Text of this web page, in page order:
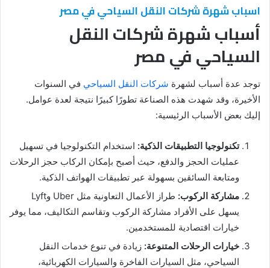
اسباب شهرة شركات النقل السياحي في مصر
أسباب شهرة شركات النقل
السياحي في مصر
توجد عدة أسباب لشهرة شركات النقل السياحي في السنوات
الأخيرة، وقد شهدت هذه الصناعة تطورًا كبيرًا نتيجة لعدة عوامل.
إليك بعض الأسباب الرئيسية:
تكنولوجيا التطبيقات الذكية: استخدام التكنولوجيا في تسهيل
عمليات الحجز والدفع، حيث أصبح بإمكان الركاب حجز الرحلات
ومتابعة السائقين بسهولة عبر تطبيقات الهواتف الذكية.
مشاركة الركوب:
طراز الأعمال التعاونية مثل Uber وLyft
يسهل على الأفراد مشاركة الركوب وتقاسم التكاليف، مما يوفر
خيارات اقتصادية للمستخدمين.
خيارات الرحلات المتنوعة: زيادة في تنوع خدمات النقل
السياحي، مثل السيارات الفاخرة والسيارات الكهربائية،